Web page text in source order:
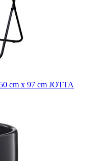
cm x 97 cm JOTTA